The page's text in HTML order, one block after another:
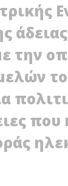
ΕΣΑΗ και
την
που